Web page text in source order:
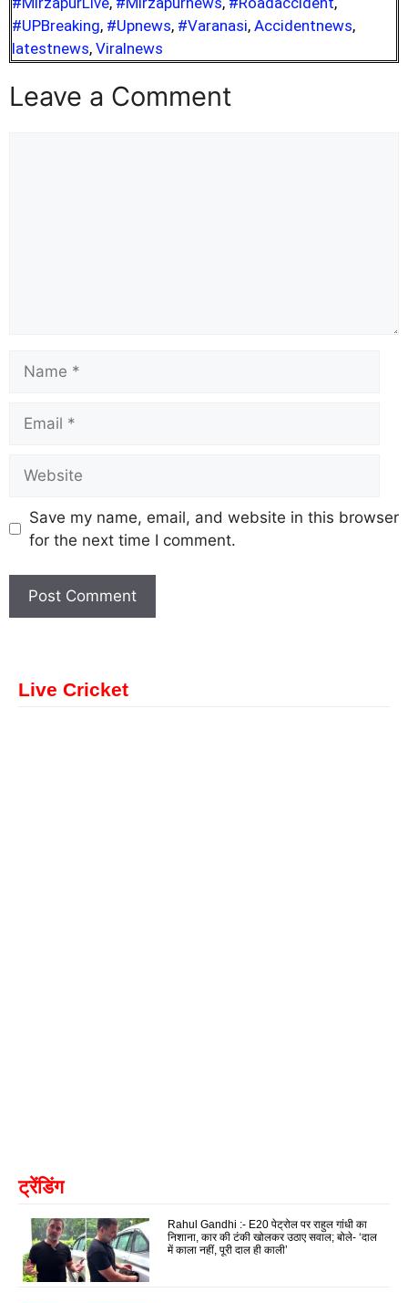
#UPBreaking, #Upnews, #Varanasi, Accidentnews,
latestnews, Viralnews
Leave a Comment
Save my name, email, and website in this browser
for the next time I comment.
Live Cricket
ट्रेंडिंग
Rahul Gandhi :- E20 पेट्रोल पर राहुल गांधी का
निशाना, कार की टंकी खोलकर उठाए सवाल; बोले- ‘दाल
में काला नहीं, पूरी दाल ही काली’